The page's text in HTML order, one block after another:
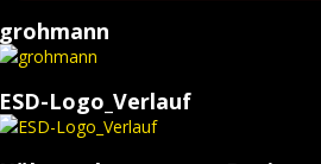
grohmann
ESD-Logo_Verlauf